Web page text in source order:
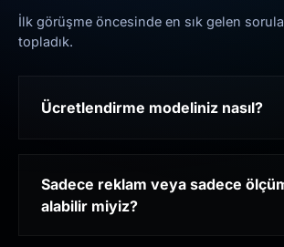
İlk görüşme öncesinde en sık gelen
topladık.
Ücretlendirme modeliniz nasıl?
Sadece reklam veya sadece
alabilir miyiz?